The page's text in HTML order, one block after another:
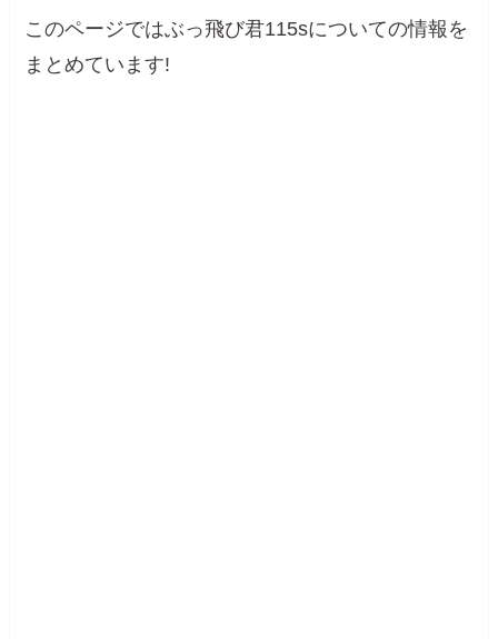
このページではぶっ飛び君115sについての情報を
まとめています!